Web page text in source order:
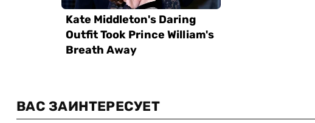
ВАС ЗАИНТЕРЕСУЕТ